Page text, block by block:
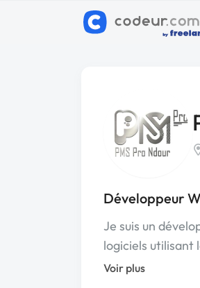
Développeur
Je suis un
logiciels utilisant
Voir plus